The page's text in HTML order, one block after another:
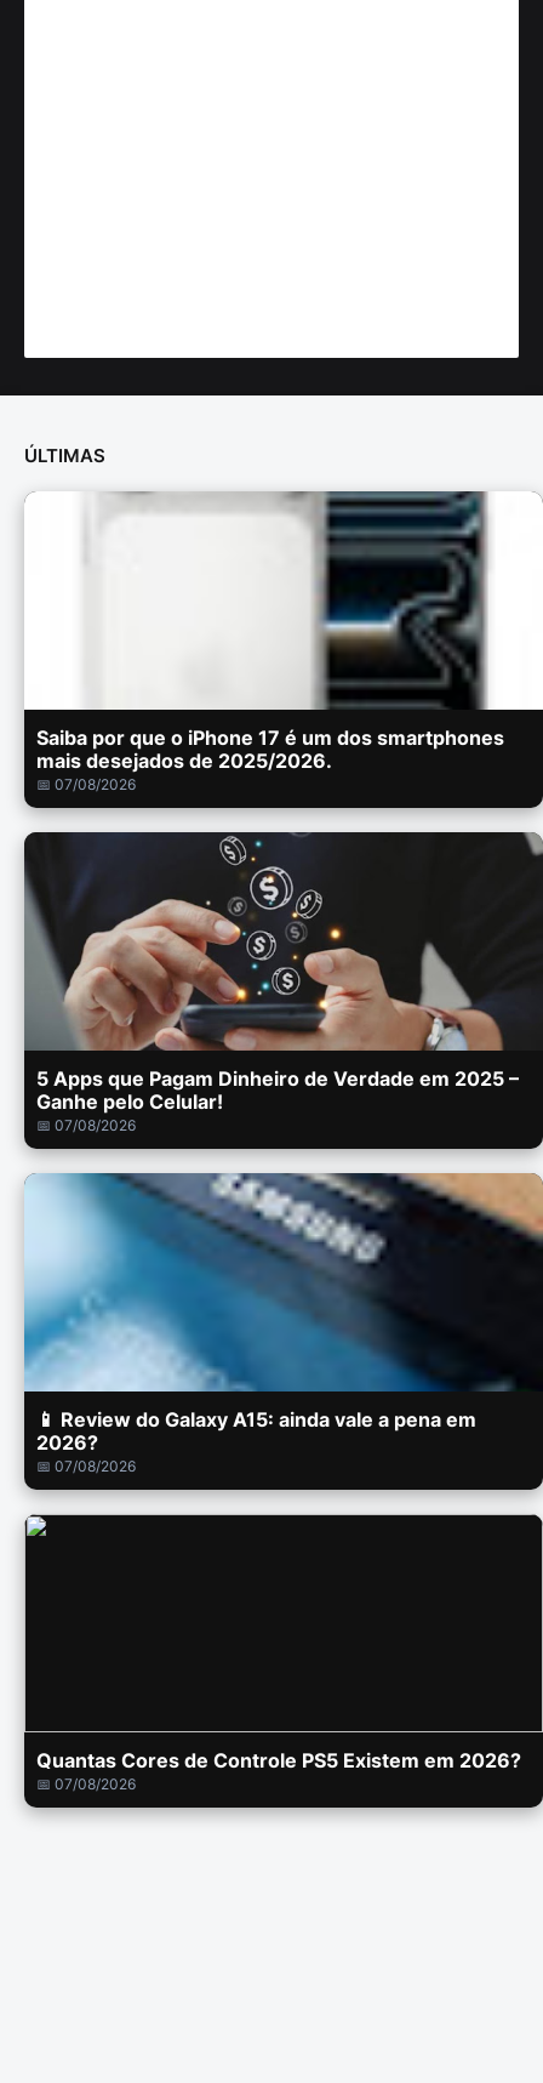
ÚLTIMAS
Saiba por que o iPhone 17 é um dos smartphones
mais desejados de 2025/2026.
📅 07/08/2026
5 Apps que Pagam Dinheiro de Verdade em 2025 –
Ganhe pelo Celular!
📅 07/08/2026
📱 Review do Galaxy A15: ainda vale a pena em
2026?
📅 07/08/2026
Quantas Cores de Controle PS5 Existem em 2026?
📅 07/08/2026